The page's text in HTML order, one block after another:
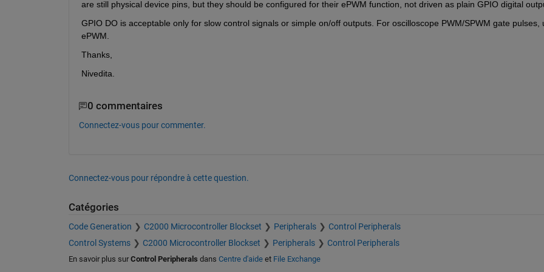
are still physical device pins, but they should be configured for their ePWM function, not driven as plain GPIO digital
GPIO DO is acceptable only for slow control signals or simple on/off outputs. For oscilloscope PWM/SPWM gate pulses,
ePWM.
Thanks,
Nivedita.
0 commentaires
Connectez-vous pour commenter.
Connectez-vous pour répondre à cette question.
Catégories
Code Generation C2000 Microcontroller Blockset Peripherals
Control Peripherals
Control Systems
C2000 Microcontroller Blockset Peripherals Control Peripherals
En savoir plus sur Control Peripherals dans Centre d'aideet File Exchange